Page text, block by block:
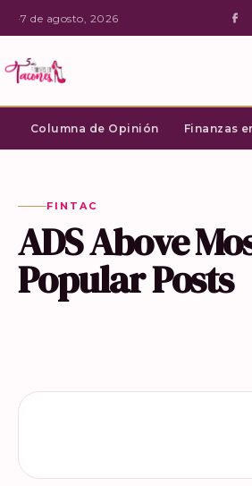
·7 de agosto, 2026
Columna de Opinión Finanzas
FINTAC
ADS Above
Popular Posts